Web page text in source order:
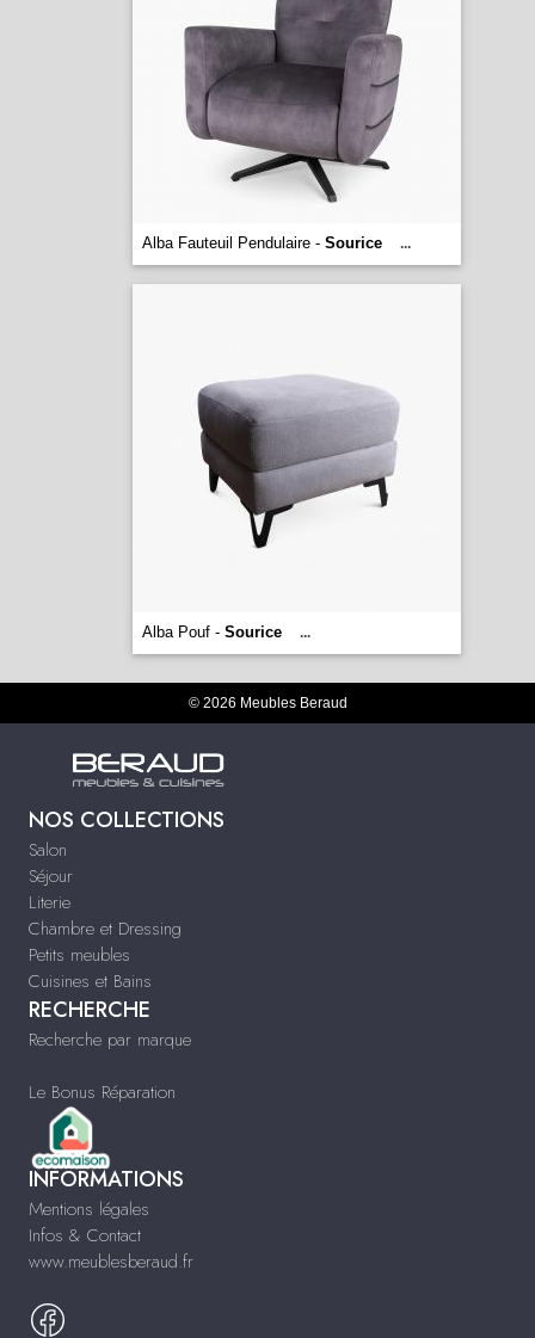
Alba Fauteuil Pendulaire - Sourice ...
Alba Pouf - Sourice ...
© 2026 Meubles Beraud
NOS COLLECTIONS
Salon
Séjour
Literie
Chambre et Dressing
Petits meubles
Cuisines et Bains
RECHERCHE
Recherche par marque
Le Bonus Réparation
INFORMATIONS
Mentions légales
Infos & Contact
www.meublesberaud.fr